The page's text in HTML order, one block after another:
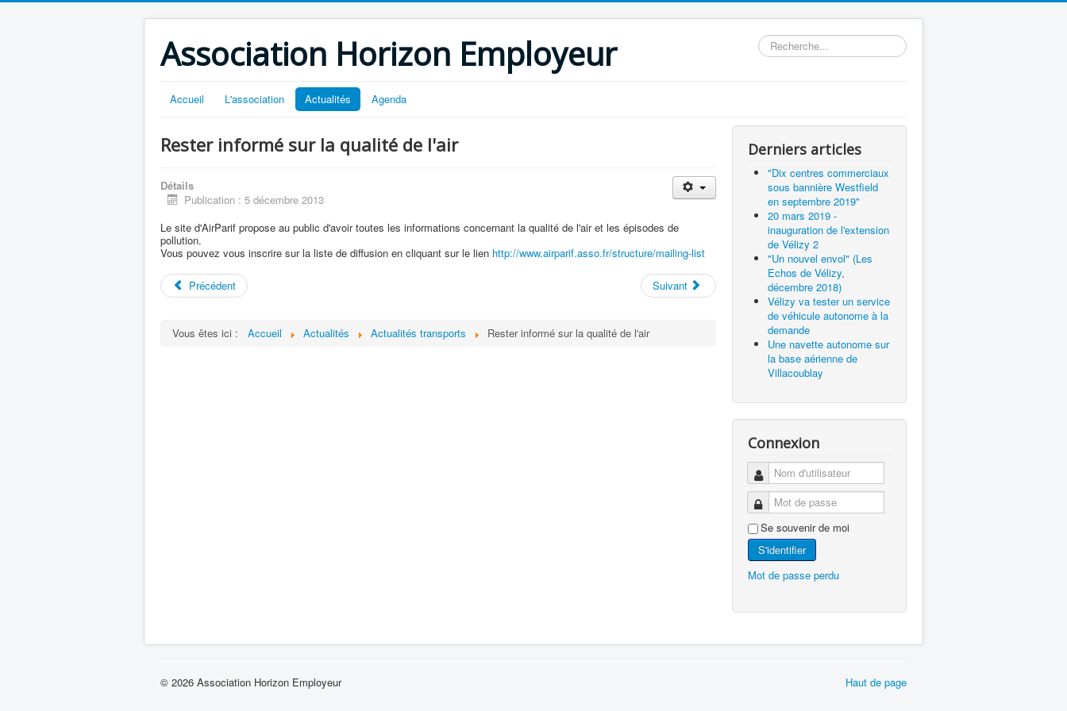
Association Horizon Employeur Rechercher
Accueil L'association Actualités Agenda
Rester informé sur la qualité de l'air
Détails
Publication : 5 décembre 2013
Le site d'AirParif propose au public d'avoir toutes les informations concernant la qualité de l'air et les épisodes de
pollution.
Vous pouvez vous inscrire sur la liste de diffusion en cliquant sur le lien http://www.airparif.asso.fr/structure/mailing-list
Précédent Suivant
Vous êtes ici : Accueil Actualités Actualités transports Rester informé sur la qualité de l'air
Derniers articles
"Dix centres commerciaux
sous bannière Westfield
en septembre 2019"
20 mars 2019 -
inauguration de l'extension
de Vélizy 2
"Un nouvel envol" (Les
Echos de Vélizy,
décembre 2018)
Vélizy va tester un service
de véhicule autonome à la
demande
Une navette autonome sur
la base aérienne de
Villacoublay
Connexion
Se souvenir de moi
S'identifier
Mot de passe perdu
Haut de page
© 2026 Association Horizon Employeur